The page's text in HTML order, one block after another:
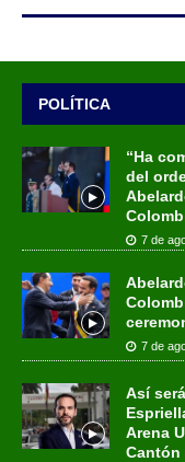
POLÍTICA
“Ha
del
7 de
7 de
Así
Arena
Cantón